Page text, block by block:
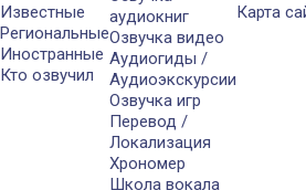
Известные
Региональные
Иностранные
Кто озвучил
аудиокниг
Озвучка видео
Аудиогиды /
Аудиоэкскурсии
Озвучка игр
Перевод /
Локализация
Хрономер
Школа вокала
Карта